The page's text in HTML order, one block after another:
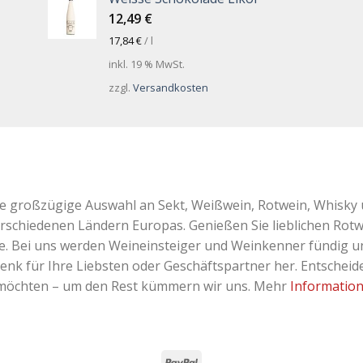
12,49 €
17,84€/ l
inkl. 19 % MwSt.
zzgl. Versandkosten
großzügige Auswahl an Sekt, Weißwein, Rotwein,
Ländern Europas. Genießen Sie lieblichen
Bei uns werden Weineinsteiger und Weinkenner fündig
für Ihre Liebsten oder Geschäftspartner her.
– um den Rest kümmern wir uns. Mehr